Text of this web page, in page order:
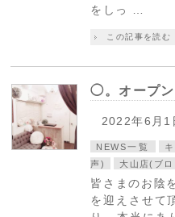
をしっ …
この記事を読む
◯。オープ
2022年6月1
NEWS一覧
声)
大山店(ブロ
皆さまのお陰
を迎えさせて